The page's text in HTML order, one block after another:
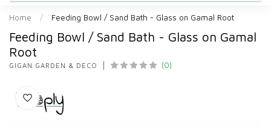
Home / Feeding Bowl / Sand Bath - Glass on Gamal Root
Feeding Bowl / Sand Bath - Glass on Gamal
Root
GIGAN GARDEN & DECO (0)